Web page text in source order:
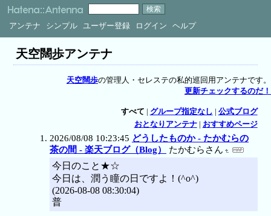
アンテナ シンプル ユーザー登録 ログイン ヘルプ
天空闊歩アンテナ
天空闊歩の管理人・セレステの私的巡回用アンテナです。
更新チェックするのだ！
すべて | グループ指定なし | 公式ブログ
おとなりアンテナ| おすすめページ
2026/08/08 10:23:45 どうしたものか - たかむらの
茶の間 - 楽天ブログ（Blog）
たかむらさん
今日のこと★☆
今日は、潤う瞳の日ですよ！(^o^)
(2026-08-08 08:30:04)
普